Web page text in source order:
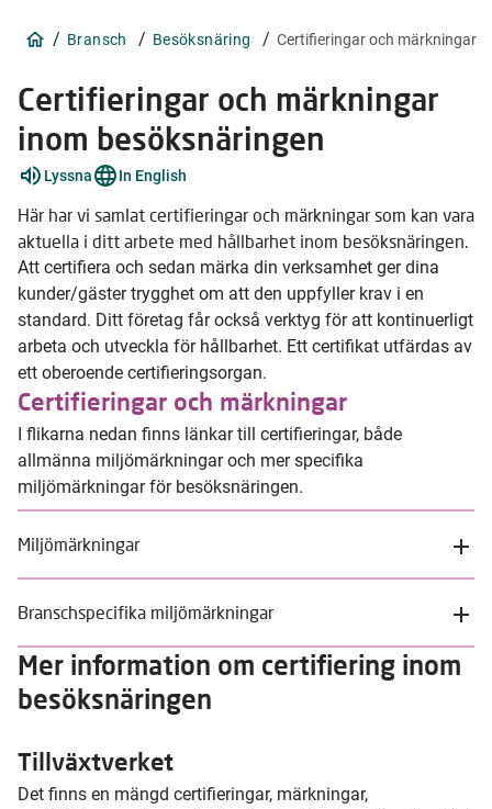
/ Bransch / Besöksnäring / Certifieringar och märkningar
Certifieringar och märkningar
inom besöksnäringen
Förklara
ord
stycken
Lyssna In English
Här har vi samlat certifieringar och märkningar som kan vara
aktuella i ditt arbete med hållbarhet inom besöksnäringen.
Att certifiera och sedan märka din verksamhet ger dina
kunder/gäster trygghet om att den uppfyller krav i en
standard. Ditt företag får också verktyg för att kontinuerligt
arbeta och utveckla för hållbarhet. Ett certifikat utfärdas av
ett oberoende certifieringsorgan.
Certifieringar och märkningar
I flikarna nedan finns länkar till certifieringar, både
allmänna miljömärkningar och mer specifika
miljömärkningar för besöksnäringen.
Miljömärkningar
Branschspecifika miljömärkningar
Mer information om certifiering inom
besöksnäringen
Tillväxtverket
Det finns en mängd certifieringar, märkningar,